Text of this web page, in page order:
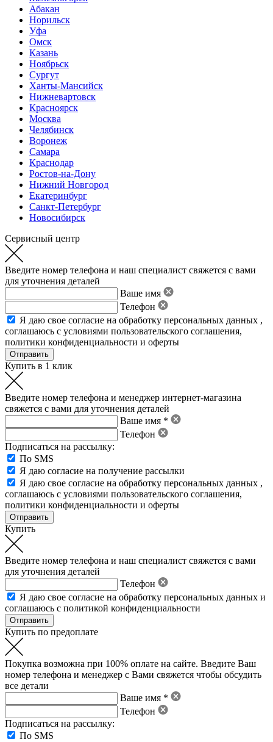
Абакан
Норильск
Уфа
Омск
Казань
Ноябрьск
Сургут
Ханты-Мансийск
Нижневартовск
Красноярск
Москва
Челябинск
Воронеж
Самара
Краснодар
Ростов-на-Дону
Нижний Новгород
Екатеринбург
Санкт-Петербург
Новосибирск
Сервисный центр
Введите номер телефона и наш специалист свяжется с вами
для уточнения деталей
Ваше имя
Телефон
Я даю свое согласие на обработку персональных данных ,
соглашаюсь с условиями пользовательского соглашения,
политики конфиденциальности и оферты
Купить в 1 клик
Введите номер телефона и менеджер интернет-магазина
свяжется с вами для уточнения деталей
Ваше имя *
Телефон
Подписаться на рассылку:
По SMS
Я даю согласие на получение рассылки
Я даю свое согласие на обработку персональных данных ,
соглашаюсь с условиями пользовательского соглашения,
политики конфиденциальности и оферты
Купить
Введите номер телефона и наш специалист свяжется с вами
для уточнения деталей
Телефон
Я даю свое согласие на обработку персональных данных и
соглашаюсь с политикой конфиденциальности
Купить по предоплате
Покупка возможна при 100% оплате на сайте. Введите Ваш
номер телефона и менеджер с Вами свяжется чтобы обсудить
все детали
Ваше имя *
Телефон
Подписаться на рассылку:
По SMS